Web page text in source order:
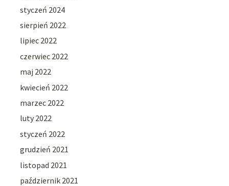
styczeń 2024
sierpień 2022
lipiec 2022
czerwiec 2022
maj 2022
kwiecień 2022
marzec 2022
luty 2022
styczeń 2022
grudzień 2021
listopad 2021
październik 2021